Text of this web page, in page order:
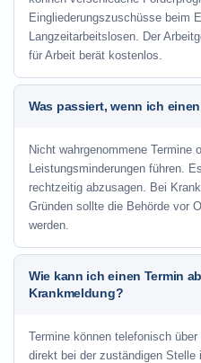
Eingliederungszuschüsse beim
Langzeitarbeitslosen. Der
für Arbeit berät kostenlos.
Was passiert, wenn ich
Nicht wahrgenommene Termine
Leistungsminderungen führen.
rechtzeitig abzusagen. Bei
Gründen sollte die Behörde vor
werden.
Wie kann ich einen Termin
Krankmeldung?
Termine können telefonisch über
direkt bei der zuständigen Stelle